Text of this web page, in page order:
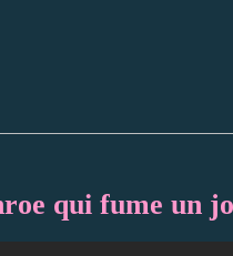
qui fume un